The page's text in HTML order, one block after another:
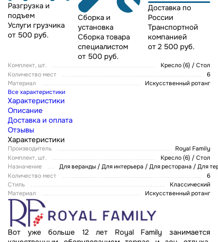
Разгрузка и
подъем
Услуги грузчика
от 500 руб.
Сборка и
установка
Сборка товара
специалистом
от 500 руб.
Доставка по
России
Транспортной
компанией
от 2 500 руб.
Комплект, шт.
Кресло (6) / Стол
Количество мест
6
Материал
Искусственный ротанг
Все характеристики
Характеристики
Описание
Доставка и оплата
Отзывы
Характеристики
Производитель
Royal Family
Комплект, шт.
Кресло (6) / Стол
Назначение
Для веранды / Для интерьера / Для ресторана / Для
Количество мест
6
Стиль
Классический
Материал
Искусственный ротанг
Вот уже больше 12 лет Royal Family занимается